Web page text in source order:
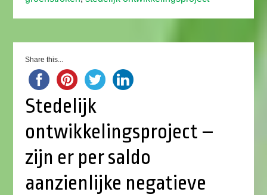
Share this...
Stedelijk
ontwikkelingsproject –
zijn er per saldo
aanzienlijke negatieve